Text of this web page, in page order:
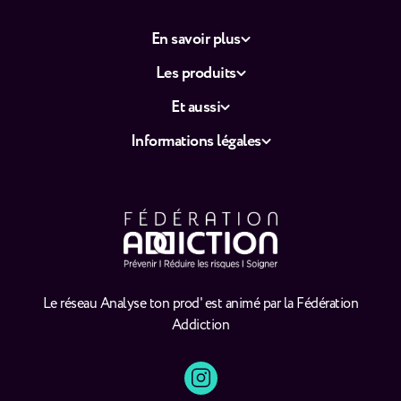
Le réseau Analyse ton prod' est animé par la Fédération
Addiction
En savoir plus
Les produits
Et aussi
Informations légales